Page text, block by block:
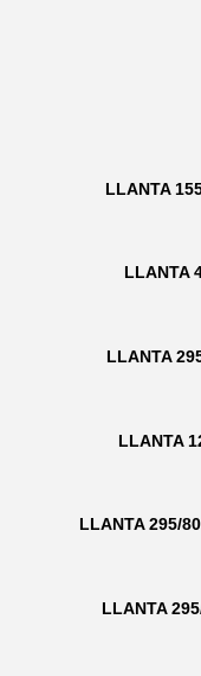
LLANTA
LLANTA
LLANTA
LLANTA
LLANTA 295/
LLANTA